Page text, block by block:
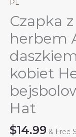
PL
Czapka
herbem
kobiet
Hat
$14.99 & Free